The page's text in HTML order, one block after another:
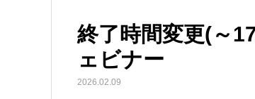
終了時間変更(～
ェビナー
2026.02.09